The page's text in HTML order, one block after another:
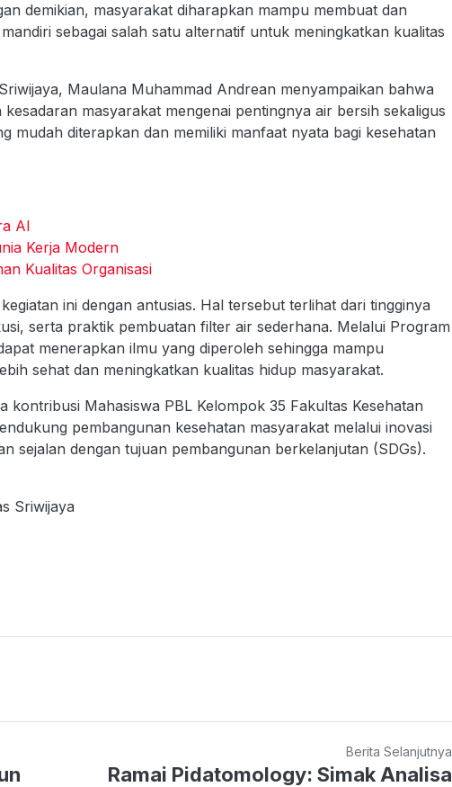
demikian, masyarakat diharapkan mampu membuat dan
sebagai salah satu alternatif untuk meningkatkan kualitas
Maulana Muhammad Andrean menyampaikan bahwa
masyarakat mengenai pentingnya air bersih sekaligus
mudah diterapkan dan memiliki manfaat nyata bagi kesehatan
AI
Kerja Modern
Kualitas Organisasi
ini dengan antusias. Hal tersebut terlihat dari tingginya
serta praktik pembuatan filter air sederhana. Melalui Program
menerapkan ilmu yang diperoleh sehingga mampu
sehat dan meningkatkan kualitas hidup masyarakat.
kontribusi Mahasiswa PBL Kelompok 35 Fakultas Kesehatan
pembangunan kesehatan masyarakat melalui inovasi
sejalan dengan tujuan pembangunan berkelanjutan (SDGs).
Sriwijaya
Berita Selanjutnya
Ramai Pidatomology: Simak Analisa